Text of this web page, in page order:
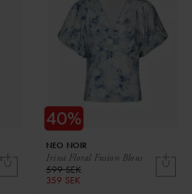
Irina Floral Fusion Blous
NEO NOIR
599 SEK
359 SEK